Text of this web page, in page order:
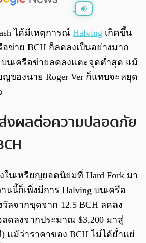
/0:00
ได้มีเหตุการณ์​ Halving เกิดขึ้น
อข่าย BCH ก็ลดลงเป็นอย่างมาก
นเครือข่ายลดลงแตะจุดต่ำสุด แม้
ญของนาย Roger Ver ก็แทบจะหยุด
งผลต่อความปลอดภัย
ในเหรียญยอดนิยมที่ Hard Fork มา
นนี้ก็เพิ่งมีการ Halving บนเครือ
ลจากขุดจาก 12.5 BCH ลดลง
ลดลงจากประมาณ $3,200 มาสู่
) แม้ว่าราคาของ BCH ไม่ได้ย่ำแย่